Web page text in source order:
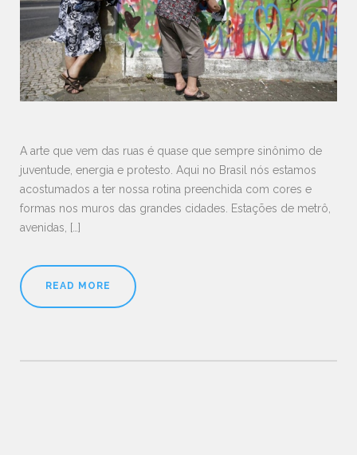
A arte que vem das ruas é quase que sempre sinônimo de
juventude, energia e protesto. Aqui no Brasil nós estamos
acostumados a ter nossa rotina preenchida com cores e
formas nos muros das grandes cidades. Estações de metrô,
avenidas, […]
READ MORE